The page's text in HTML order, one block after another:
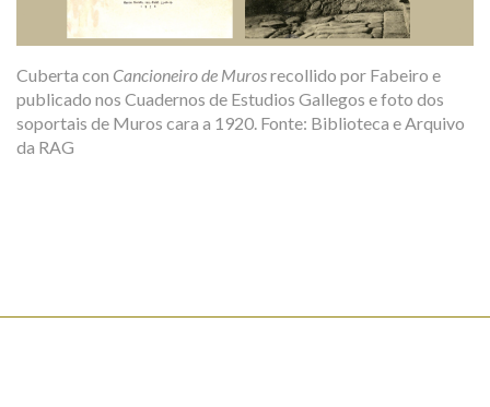
Cuberta con Cancioneiro de Murosrecollido por Fabeiro e
publicado nos Cuadernos de Estudios Gallegos e foto dos
soportais de Muros cara a 1920. Fonte: Biblioteca e Arquivo
da RAG